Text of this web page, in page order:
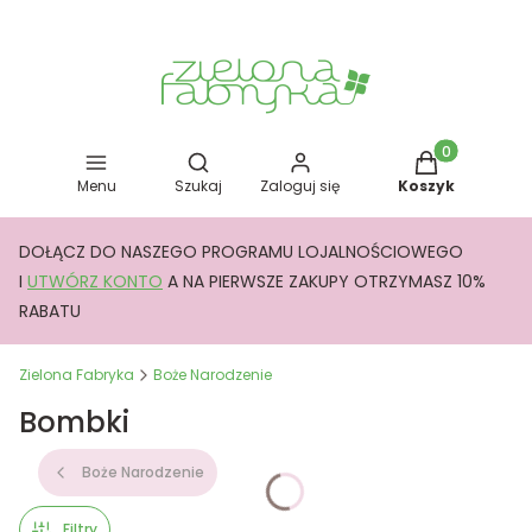
Menu
Otwórz wyszukiwarkę
Szukaj Zaloguj się
Produkty w
Koszyk
DOŁĄCZ DO NASZEGO PROGRAMU LOJALNOŚCIOWEGO
I UTWÓRZ KONTO A NA PIERWSZE ZAKUPY OTRZYMASZ 10%
RABATU
Zielona Fabryka Boże Narodzenie
Bombki
Boże Narodzenie